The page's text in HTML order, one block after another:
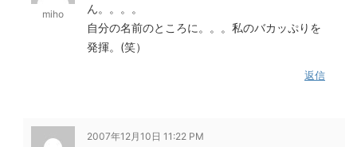
miho
ん。。。。
自分の名前のところに。。。私のバカッぷりを
発揮。(笑）
返信
2007年12月10日 11:22 PM